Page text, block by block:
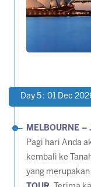
Day 5 : 01 Dec
MELBOURNE –
Pagi hari Anda
kembali ke
yang